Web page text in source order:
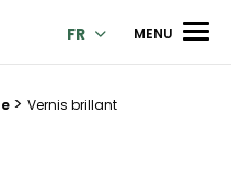
pour des créations
FR MENU
> Vernis brillant